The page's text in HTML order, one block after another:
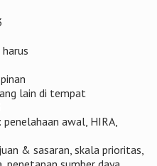
lain di tempat
penelahaan awal, HIRA,
& sasaran, skala prioritas,